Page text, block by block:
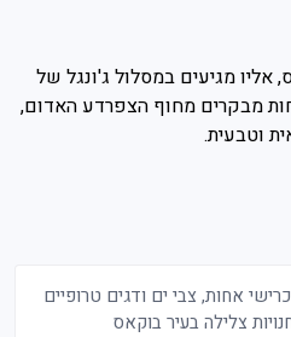
מגיעים במסלול ג'ונגל של
מבקרים מחוף הצפרדע האדום,
וטבעית.
אחות, צבי ים ודגים טרופיים
צלילה בעיר בוקאס